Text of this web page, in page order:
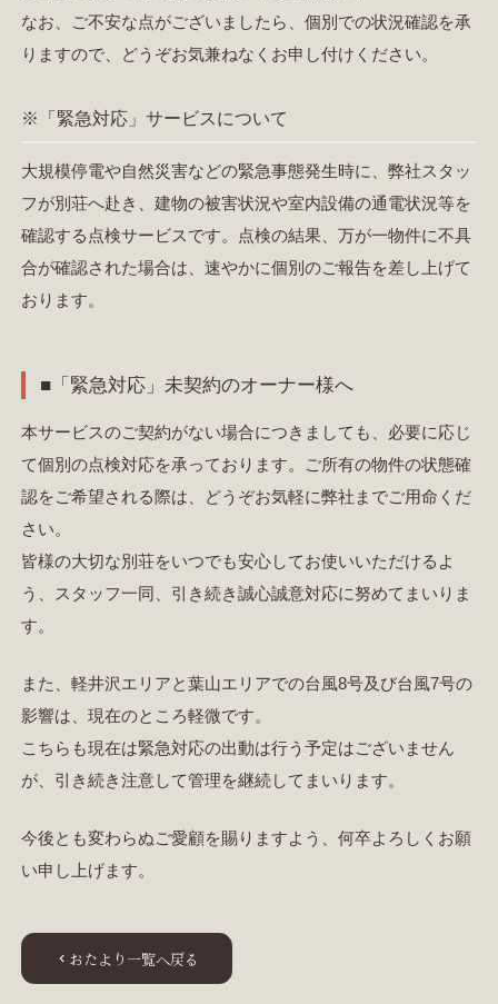
なお、ご不安な点がございましたら、個別での状況確認を承
りますので、どうぞお気兼ねなくお申し付けください。
※「緊急対応」サービスについて
大規模停電や自然災害などの緊急事態発生時に、弊社スタッ
フが別荘へ赴き、建物の被害状況や室内設備の通電状況等を
確認する点検サービスです。点検の結果、万が一物件に不具
合が確認された場合は、速やかに個別のご報告を差し上げて
おります。
■「緊急対応」未契約のオーナー様へ
本サービスのご契約がない場合につきましても、必要に応じ
て個別の点検対応を承っております。ご所有の物件の状態確
認をご希望される際は、どうぞお気軽に弊社までご用命くだ
さい。
皆様の大切な別荘をいつでも安心してお使いいただけるよ
う、スタッフ一同、引き続き誠心誠意対応に努めてまいりま
す。
また、軽井沢エリアと葉山エリアでの台風8号及び台風7号の
影響は、現在のところ軽微です。
こちらも現在は緊急対応の出動は行う予定はございません
が、引き続き注意して管理を継続してまいります。
今後とも変わらぬご愛顧を賜りますよう、何卒よろしくお願
い申し上げます。
おたより一覧へ戻る